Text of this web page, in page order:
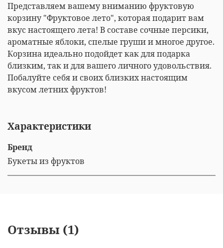
Представляем вашему вниманию фруктовую
корзину "Фруктовое лето", которая подарит вам
вкус настоящего лета! В составе сочные персики,
ароматные яблоки, спелые груши и многое другое.
Корзина идеально подойдет как для подарка
близким, так и для вашего личного удовольствия.
Побалуйте себя и своих близких настоящим
вкусом летних фруктов!
Характеристики
Бренд
Букеты из фруктов
Отзывы (1)